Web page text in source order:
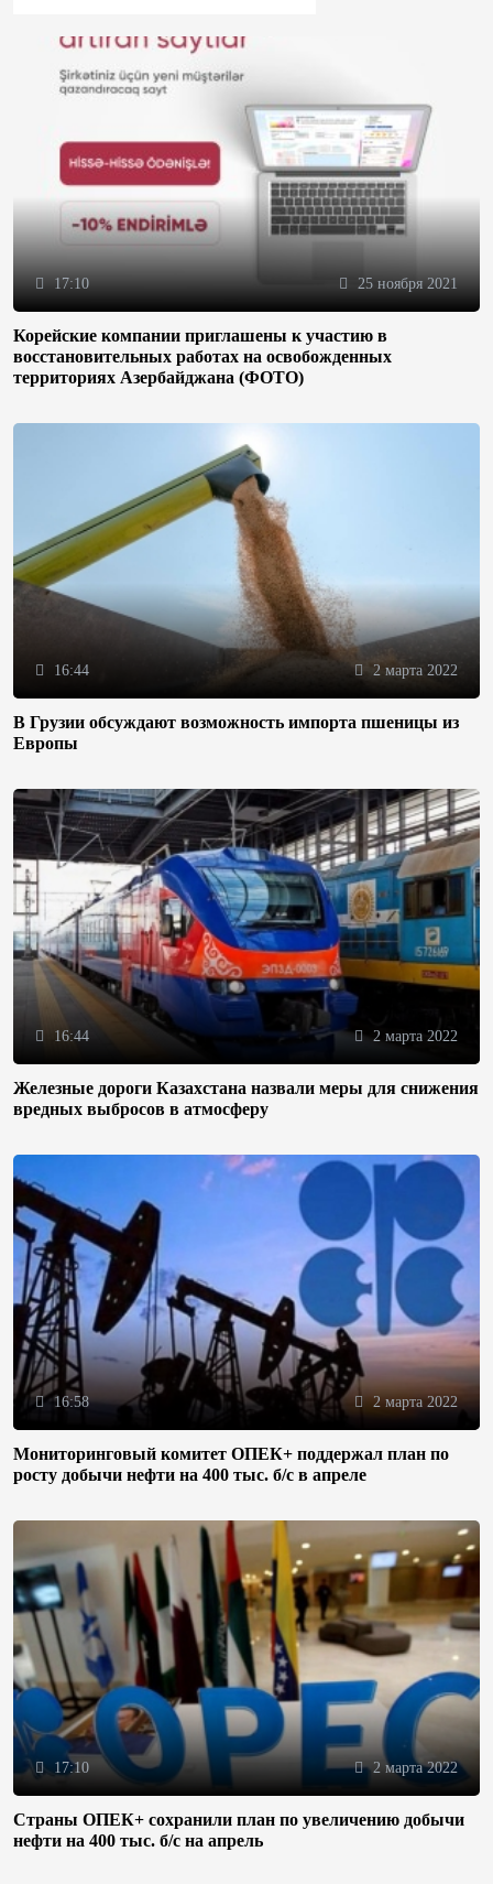
17:10 25 ноября 2021
Корейские компании приглашены к участию в
восстановительных работах на освобожденных
территориях Азербайджана (ФОТО)
16:44 2 марта 2022
В Грузии обсуждают возможность импорта пшеницы из
Европы
16:44 2 марта 2022
Железные дороги Казахстана назвали меры для снижения
вредных выбросов в атмосферу
16:58 2 марта 2022
Мониторинговый комитет ОПЕК+ поддержал план по
росту добычи нефти на 400 тыс. б/с в апреле
17:10 2 марта 2022
Страны ОПЕК+ сохранили план по увеличению добычи
нефти на 400 тыс. б/с на апрель